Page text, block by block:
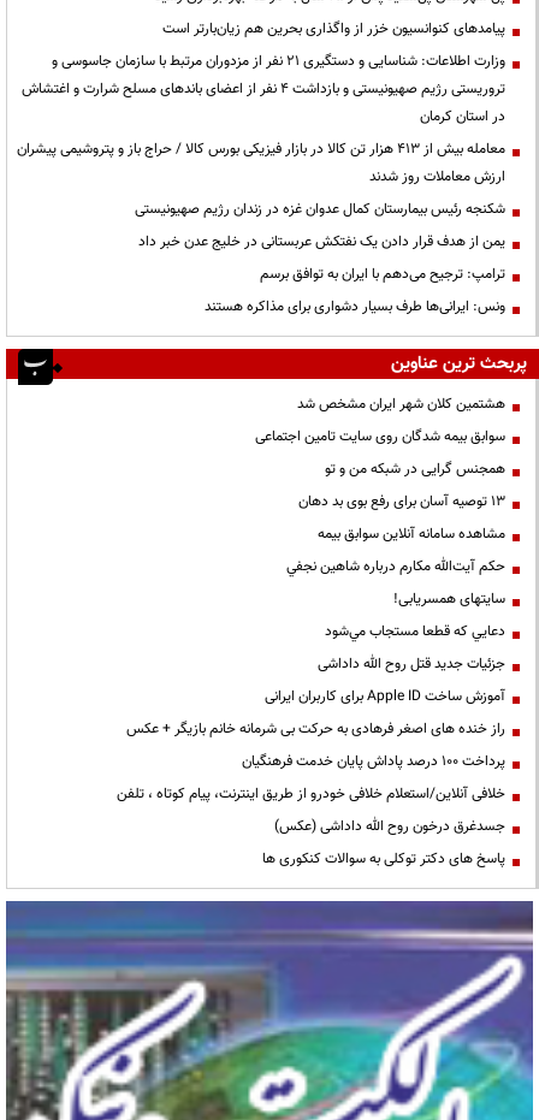
پیامدهای کنوانسیون خزر از واگذاری بحرین هم زیان‌بارتر است
وزارت اطلاعات: شناسایی و دستگیری ۲۱ نفر از مزدوران مرتبط با سازمان جاسوسی و
تروریستی رژیم صهیونیستی و بازداشت ۴ نفر از اعضای باندهای مسلح شرارت و اغتشاش
در استان کرمان
معامله بیش از ۴۱۳ هزار تن کالا در بازار فیزیکی بورس کالا / حراج باز و پتروشیمی پیشران
ارزش معاملات روز شدند
شکنجه رئیس بیمارستان کمال عدوان غزه در زندان رژیم صهیونیستی
یمن از هدف قرار دادن یک نفتکش عربستانی در خلیج عدن خبر داد
ترامپ: ترجیح می‌دهم با ایران به توافق برسم
ونس: ایرانی‌ها طرف بسیار دشواری برای مذاکره هستند
پربحث ترین عناوین
هشتمین کلان شهر ایران مشخص شد
سوابق بیمه شدگان روی سایت تامین اجتماعی
همجنس گرایی در شبکه من و تو
13 توصیه آسان برای رفع بوی بد دهان
مشاهده سامانه آنلاين سوابق بیمه
حكم آيت‌الله مكارم درباره شاهين نجفي
سایتهای همسریابی!
دعايي كه قطعا مستجاب مي‌شود
جزئیات جدید قتل روح الله داداشی
آموزش ساخت Apple ID برای کاربران ایرانی
راز خنده های اصغر فرهادی به حرکت بی شرمانه خانم بازیگر + عکس
پرداخت ۱۰۰ درصد پاداش پایان خدمت فرهنگیان
خلافی آنلاین/استعلام خلافی خودرو از طریق اینترنت، پیام کوتاه ، تلفن
جسدغرق درخون روح الله داداشی (عکس)
پاسخ های دکتر توکلی به سوالات کنکوری ها